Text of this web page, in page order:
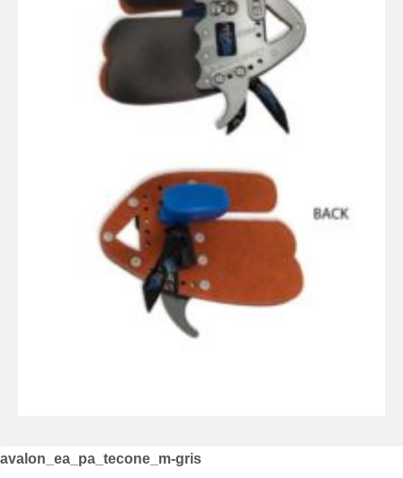
Navigation
avalon_ea_pa_tecone_m-gris